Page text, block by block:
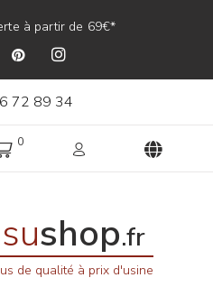
à partir de 69€*
72 89 34
0
shop.fr
de qualité à prix d'usine